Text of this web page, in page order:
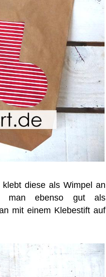
diese als Wimpel an
man ebenso gut als
mit einem Klebestift auf